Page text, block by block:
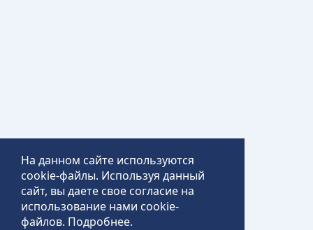
На данном сайте используются
cookie-файлы. Используя данный
сайт, вы даете свое согласие на
использование нами cookie-
файлов. Подробнее.